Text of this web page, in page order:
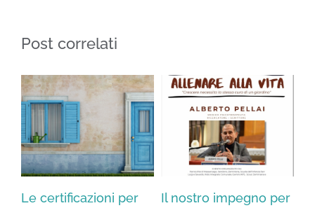
Post correlati
Le certificazioni per
Il nostro impegno per